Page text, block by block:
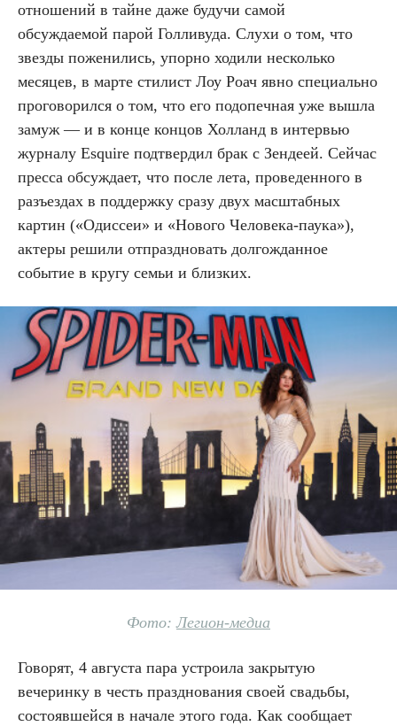
отношений в тайне даже будучи самой
обсуждаемой парой Голливуда. Слухи о том, что
звезды поженились, упорно ходили несколько
месяцев, в марте стилист Лоу Роач явно специально
проговорился о том, что его подопечная уже вышла
замуж — и в конце концов Холланд в интервью
журналу Esquire подтвердил брак с Зендеей. Сейчас
пресса обсуждает, что после лета, проведенного в
разъездах в поддержку сразу двух масштабных
картин («Одиссеи» и «Нового Человека-паука»),
актеры решили отпраздновать долгожданное
событие в кругу семьи и близких.
Фото:Легион-медиа
Говорят, 4 августа пара устроила закрытую
вечеринку в честь празднования своей свадьбы,
состоявшейся в начале этого года. Как сообщает